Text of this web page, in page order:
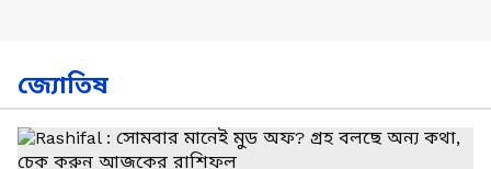
জ্যোতিষ